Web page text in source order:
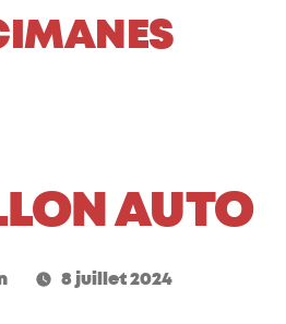
AUTO
8 juillet 2024